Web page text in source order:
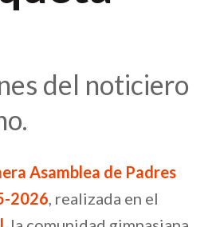
del noticiero
Asamblea de Padres
2026, realizada en el